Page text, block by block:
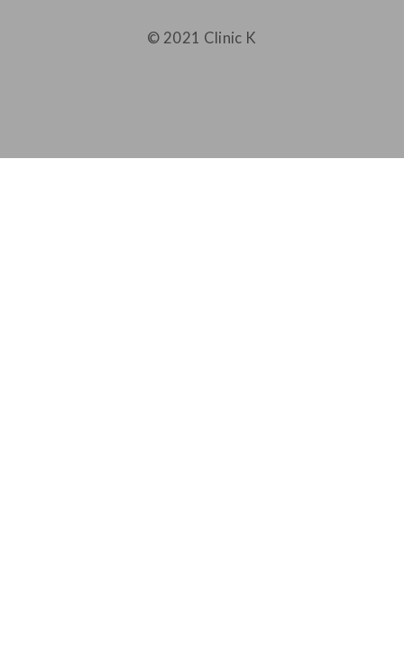
© 2021 Clinic K